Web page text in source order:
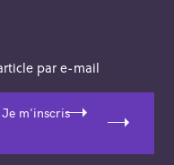
par e-mail
Je m'inscris